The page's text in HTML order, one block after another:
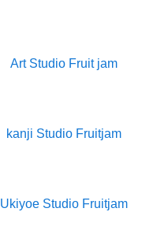
Art Studio Fruit jam
kanji Studio Fruitjam
Ukiyoe Studio Fruitjam